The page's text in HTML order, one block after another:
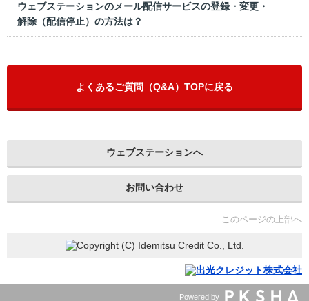
ウェブステーションのメール配信サービスの登録・変更・
解除（配信停止）の方法は？
よくあるご質問（Q&A）TOPに戻る
ウェブステーションへ
お問い合わせ
このページの上部へ
Powered by